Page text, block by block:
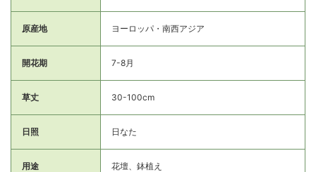
原産地 ヨーロッパ・南西アジア
開花期 7-8月
草丈 30-100cm
日照 日なた
用途 花壇、鉢植え